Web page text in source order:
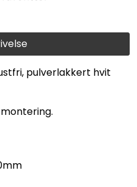
pulverlakkert hvit